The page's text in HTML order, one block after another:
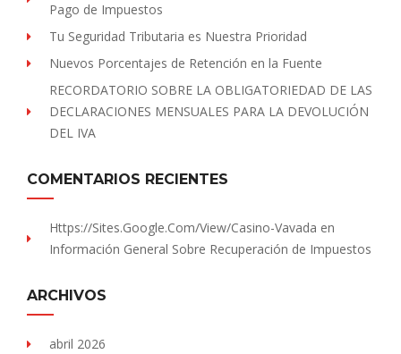
Pago de Impuestos
Tu Seguridad Tributaria es Nuestra Prioridad
Nuevos Porcentajes de Retención en la Fuente
RECORDATORIO SOBRE LA OBLIGATORIEDAD DE LAS
DECLARACIONES MENSUALES PARA LA DEVOLUCIÓN
DEL IVA
COMENTARIOS RECIENTES
Https://sites.Google.com/view/Casino-Vavada en
Información General Sobre Recuperación de Impuestos
ARCHIVOS
abril 2026